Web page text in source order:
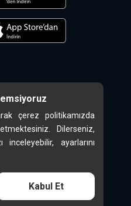
çerez politikamızda
Dilerseniz,
inceleyebilir, ayarlarını
Kabul Et